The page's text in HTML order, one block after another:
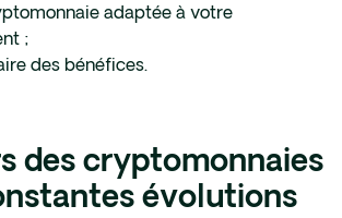
adaptée à votre
;
des bénéfices.
des cryptomonnaies
évolutions